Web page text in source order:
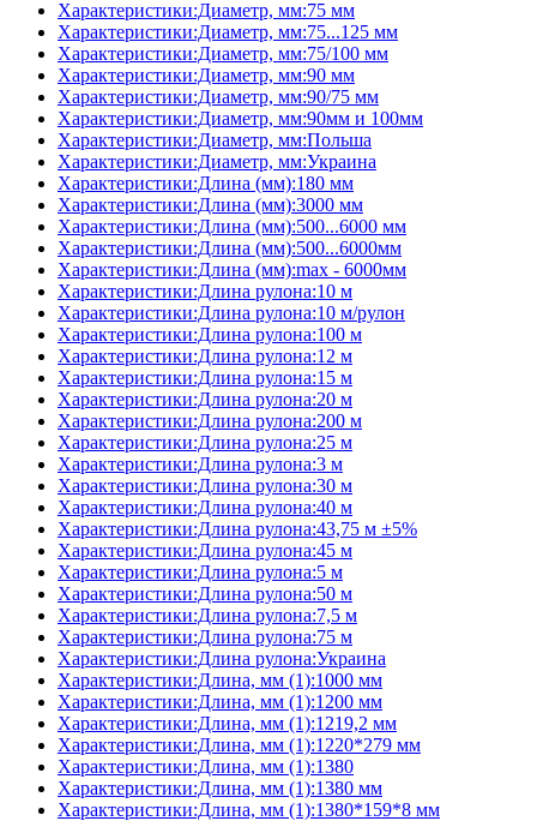
Характеристики:Диаметр, мм:75 мм
Характеристики:Диаметр, мм:75...125 мм
Характеристики:Диаметр, мм:75/100 мм
Характеристики:Диаметр, мм:90 мм
Характеристики:Диаметр, мм:90/75 мм
Характеристики:Диаметр, мм:90мм и 100мм
Характеристики:Диаметр, мм:Польша
Характеристики:Диаметр, мм:Украина
Характеристики:Длина (мм):180 мм
Характеристики:Длина (мм):3000 мм
Характеристики:Длина (мм):500...6000 мм
Характеристики:Длина (мм):500...6000мм
Характеристики:Длина (мм):max - 6000мм
Характеристики:Длина рулона:10 м
Характеристики:Длина рулона:10 м/рулон
Характеристики:Длина рулона:100 м
Характеристики:Длина рулона:12 м
Характеристики:Длина рулона:15 м
Характеристики:Длина рулона:20 м
Характеристики:Длина рулона:200 м
Характеристики:Длина рулона:25 м
Характеристики:Длина рулона:3 м
Характеристики:Длина рулона:30 м
Характеристики:Длина рулона:40 м
Характеристики:Длина рулона:43,75 м ±5%
Характеристики:Длина рулона:45 м
Характеристики:Длина рулона:5 м
Характеристики:Длина рулона:50 м
Характеристики:Длина рулона:7,5 м
Характеристики:Длина рулона:75 м
Характеристики:Длина рулона:Украина
Характеристики:Длина, мм (1):1000 мм
Характеристики:Длина, мм (1):1200 мм
Характеристики:Длина, мм (1):1219,2 мм
Характеристики:Длина, мм (1):1220*279 мм
Характеристики:Длина, мм (1):1380
Характеристики:Длина, мм (1):1380 мм
Характеристики:Длина, мм (1):1380*159*8 мм